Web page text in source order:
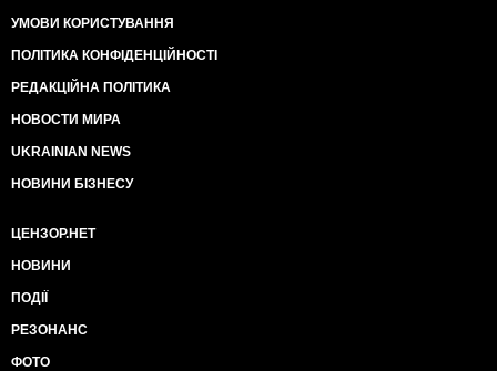
УМОВИ КОРИСТУВАННЯ
ПОЛІТИКА КОНФІДЕНЦІЙНОСТІ
РЕДАКЦІЙНА ПОЛІТИКА
НОВОСТИ МИРА
UKRAINIAN NEWS
НОВИНИ БІЗНЕСУ
ЦЕНЗОР.НЕТ
НОВИНИ
ПОДІЇ
РЕЗОНАНС
ФОТО